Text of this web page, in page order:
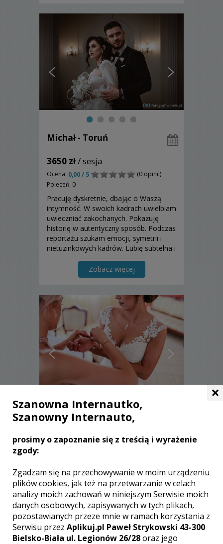
Michał - Toruń
3650 zł/ sesja
Ocena: 0,00 / 5
(0 opinii)
Poleceń: 0
Pracuję dyskretnie, dbając o Waszą
intymność. W swoich kadrach uwielbiam
uwieczniać zakochanych. Pokazuję
historię w autentyczny sposób. Podczas
reportażu szukam emocji, symetrii i
nietuzinkowych kadrów. Lubię subtelna i
odnajduję się najlepiej. Zadbajmy
razem o dobrą jakość Waszych
Zobacz więcej
Witold - Toruń
2800 zł/ sesja
Czułe uściski, uśmiechy i tańce do
białego rana :) Z wielką przyjemnością
uwiecznię wszystkie emocje, które
pojawią się w dniu Waszego ślubu :)
Niezależnie od tego, czy chodzi o ujęcia
rodziny i przyjaciół, czy intymne chwile,
zdjęcia będą uwieczniać Twoją miłość i
×
Szanowna Internautko,
Szanowny Internauto,
prosimy o zapoznanie się z treścią i wyrażenie
zgody:
Zgadzam się na przechowywanie w moim urządzeniu
plików cookies, jak też na przetwarzanie w celach
analizy moich zachowań w niniejszym Serwisie moich
danych osobowych, zapisywanych w tych plikach,
pozostawianych przeze mnie w ramach korzystania z
Serwisu przez Aplikuj.pl Paweł Strykowski 43-300
Bielsko-Biała ul. Legionów 26/28oraz jego